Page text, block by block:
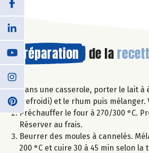
Préparation de la
Dans une casserole, porter le lait à
(refroidi) et le rhum puis
Préchauffer le four à 270/300 °C.
Réserver au frais.
Beurrer des moules à cannelés.
200 °C et cuire 30 à 45 min selon